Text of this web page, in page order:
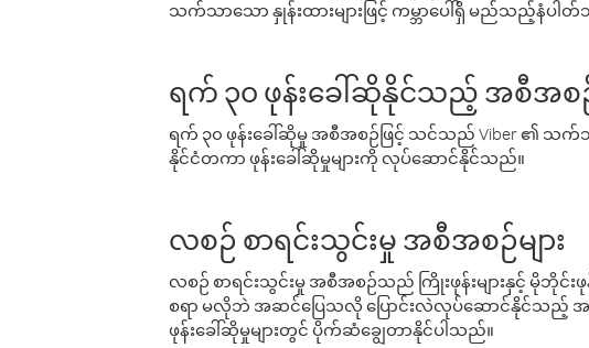
သက်သာသော နှုန်းထားများဖြင့် ကမ္ဘာပေါ်ရှိ မည်သည့်နံပါ
ရက် ၃၀ ဖုန်းခေါ်ဆိုနိုင်သည့် အစီအစဉ်
ရက် ၃၀ ဖုန်းခေါ်ဆိုမှု အစီအစဉ်ဖြင့် သင်သည် Viber ၏ သက်
နိုင်ငံတကာ ဖုန်းခေါ်ဆိုမှုများကို လုပ်ဆောင်နိုင်သည်။
လစဉ် စာရင်းသွင်းမှု အစီအစဉ်များ
လစဉ် စာရင်းသွင်းမှု အစီအစဉ်သည် ကြိုးဖုန်းများနှင့် မိုဘိုင်
စရာ မလိုဘဲ အဆင်ပြေသလို ပြောင်းလဲလုပ်ဆောင်နိုင်သည့် အ
ဖုန်းခေါ်ဆိုမှုများတွင် ပိုက်ဆံချွေတာနိုင်ပါသည်။